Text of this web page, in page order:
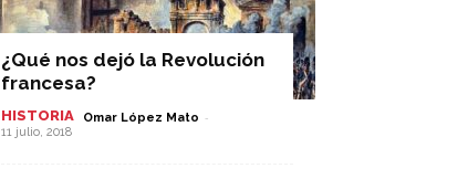
¿Qué nos dejó la Revolución
francesa?
HISTORIA Omar López Mato -
11 julio, 2018